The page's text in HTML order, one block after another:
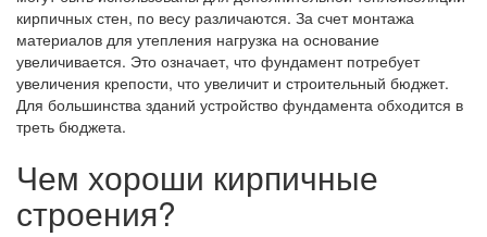
кирпичных стен, по весу различаются. За счет монтажа
материалов для утепления нагрузка на основание
увеличивается. Это означает, что фундамент потребует
увеличения крепости, что увеличит и строительный бюджет.
Для большинства зданий устройство фундамента обходится в
треть бюджета.
Чем хороши кирпичные
строения?